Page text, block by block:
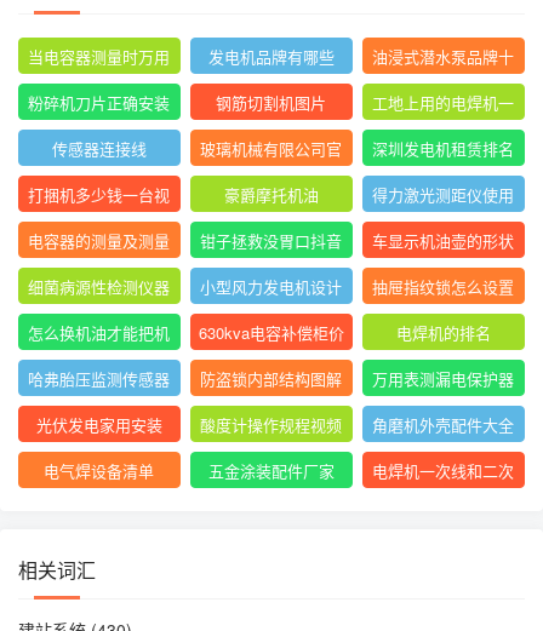
当电容器测量时万用
表指针摆动后停止不
动
发电机品牌有哪些
油浸式潜水泵品牌十
大排名
粉碎机刀片正确安装
方法图
钢筋切割机图片
工地上用的电焊机一
般是直流还是交流
传感器连接线
玻璃机械有限公司官
网
深圳发电机租赁排名
前十
打捆机多少钱一台视
频
豪爵摩托机油
得力激光测距仪使用
方法
电容器的测量及测量
结果怎么写
钳子拯救没胃口抖音
车显示机油壶的形状
是什么意思
细菌病源性检测仪器
是什么
小型风力发电机设计
与制作
抽屉指纹锁怎么设置
指纹
怎么换机油才能把机
油放干净
630kva电容补偿柜价
格
电焊机的排名
哈弗胎压监测传感器
防盗锁内部结构图解
图片
万用表测漏电保护器
短路怎么回事
光伏发电家用安装 酸度计操作规程视频
角磨机外壳配件大全
电气焊设备清单
五金涂装配件厂家
电焊机一次线和二次
相关词汇